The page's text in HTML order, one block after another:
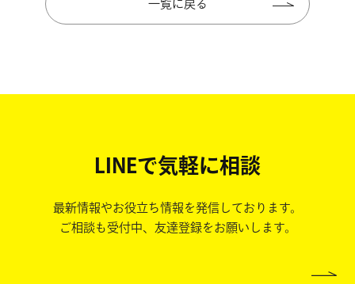
一覧に戻る
LINEで気軽に相談
最新情報やお役立ち情報を発信しております。
ご相談も受付中、友達登録をお願いします。